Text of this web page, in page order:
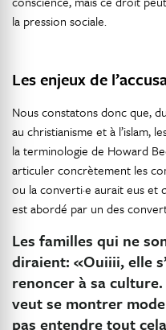
la pression sociale.
Les enjeux de
Nous constatons donc que,
au christianisme et à l’islam,
la terminologie de Howard
articuler concrètement les
ou la converti·e aurait eus et
est abordé par un des
Les familles qui ne
diraient: «Ouiiii, elle
renoncer à sa
veut se montrer
pas entendre tout